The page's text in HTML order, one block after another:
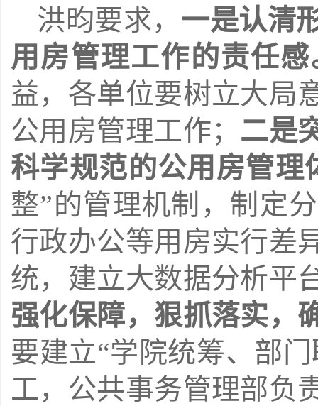
洪昀要求， 一是认清
用房管理工作的责任感
益，各单位要树立大局
公用房管理工作； 二是
科学规范的公用房管理
整”的管理机制，制定
行政办公等用房实行差
统，建立大数据分析平
强化保障，狠抓落实，
要建立“学院统筹、部
工，公共事务管理部负